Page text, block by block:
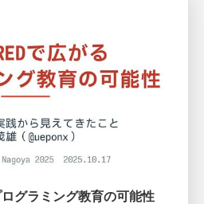
グラミング教育の可能性